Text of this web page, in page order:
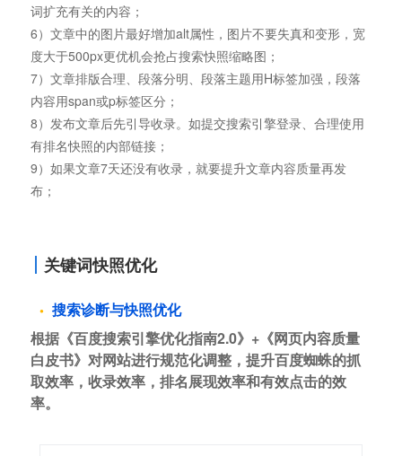
词扩充有关的内容；
6）文章中的图片最好增加alt属性，图片不要失真和变形，宽
度大于500px更优机会抢占搜索快照缩略图；
7）文章排版合理、段落分明、段落主题用H标签加强，段落
内容用span或p标签区分；
8）发布文章后先引导收录。如提交搜索引擎登录、合理使用
有排名快照的内部链接；
9）如果文章7天还没有收录，就要提升文章内容质量再发
布；
关键词快照优化
搜索诊断与快照优化
根据《百度搜索引擎优化指南2.0》+《网页内容质量
白皮书》对网站进行规范化调整，提升百度蜘蛛的抓
取效率，收录效率，排名展现效率和有效点击的效
率。